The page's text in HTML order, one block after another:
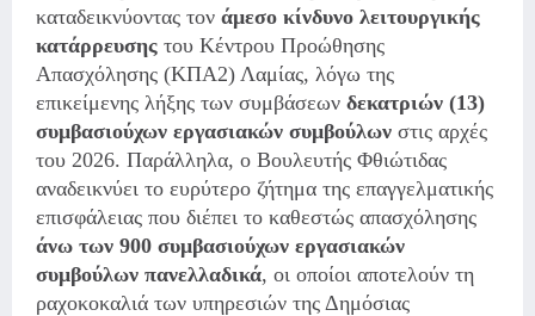
καταδεικνύοντας τον άμεσο κίνδυνο λειτουργικής
κατάρρευσης του Κέντρου Προώθησης
Απασχόλησης (ΚΠΑ2) Λαμίας, λόγω της
επικείμενης λήξης των συμβάσεων δεκατριών (13)
συμβασιούχων εργασιακών συμβούλων στις αρχές
του 2026. Παράλληλα, ο Βουλευτής Φθιώτιδας
αναδεικνύει το ευρύτερο ζήτημα της επαγγελματικής
επισφάλειας που διέπει το καθεστώς απασχόλησης
άνω των 900 συμβασιούχων εργασιακών
συμβούλων πανελλαδικά, οι οποίοι αποτελούν τη
ραχοκοκαλιά των υπηρεσιών της Δημόσιας